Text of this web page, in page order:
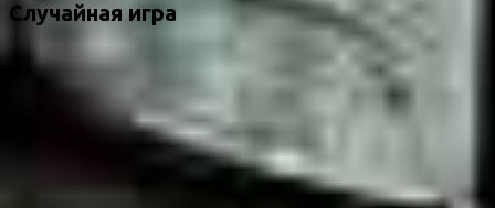
Случайная игра